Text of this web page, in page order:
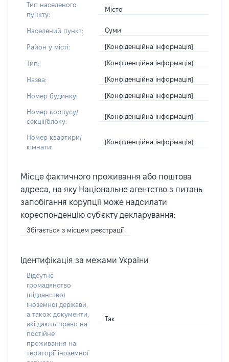
Тип населеного
пункту:
Місто
Населений пункт: Суми
Район у місті: [Конфіденційна інформація]
Тип: [Конфіденційна інформація]
Назва: [Конфіденційна інформація]
Номер будинку: [Конфіденційна інформація]
Номер корпусу/
секції/блоку:
[Конфіденційна інформація]
Номер квартири/
кімнати:
[Конфіденційна інформація]
Місце фактичного проживання або поштова
адреса, на яку Національне агентство з питань
запобігання корупції може надсилати
кореспонденцію суб'єкту декларування:
Збігається з місцем реєстрації
Ідентифікація за межами України
Відсутнє
громадянство
(підданство)
іноземної держави,
а також документи,
які дають право на
постійне
проживання на
території іноземної
Так